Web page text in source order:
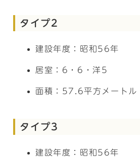
タイプ2
建設年度：昭和56年
居室：6・6・洋5
面積：57.6平方メートル
タイプ3
建設年度：昭和56年